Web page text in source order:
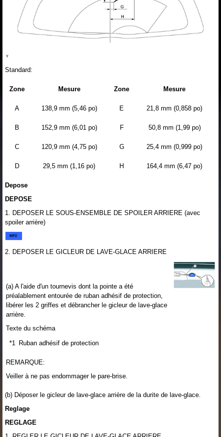
Standard:
Zone Mesure Zone Mesure
A 138,9 mm (5,46 po) E 21,8 mm (0,858 po)
B 152,9 mm (6,01 po) F 50,8 mm (1,99 po)
C 120,9 mm (4,75 po) G 25,4 mm (0,999 po)
D 29,5 mm (1,16 po) H 164,4 mm (6,47 po)
Depose
DEPOSE
1. DEPOSER LE SOUS-ENSEMBLE DE SPOILER ARRIERE (avec
spoiler arrière)
2. DEPOSER LE GICLEUR DE LAVE-GLACE ARRIERE
(a) A l'aide d'un tournevis dont la pointe a été
préalablement entourée de ruban adhésif de protection,
libérer les 2 griffes et débrancher le gicleur de lave-glace
arrière.
Texte du schéma
*1
Ruban adhésif de protection
REMARQUE:
Veiller à ne pas endommager le pare-brise.
(b) Déposer le gicleur de lave-glace arrière de la durite de lave-glace.
Reglage
REGLAGE